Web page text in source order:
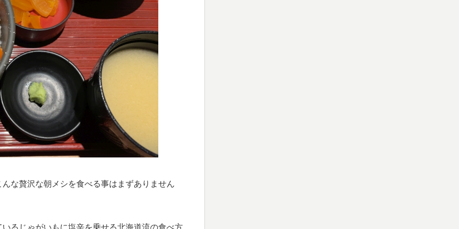
な贅沢な朝メシを食べる事はまずありません
るじゃがいもに塩辛を乗せる北海道流の食べ方